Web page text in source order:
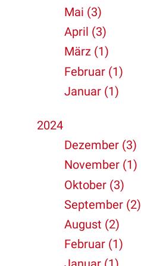
Mai (3)
April (3)
März (1)
Februar (1)
Januar (1)
2024
Dezember (3)
November (1)
Oktober (3)
September (2)
August (2)
Februar (1)